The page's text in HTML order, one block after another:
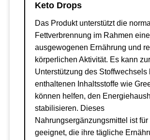
Keto Drops
Das Produkt unterstützt die
Fettverbrennung im Rahmen
ausgewogenen Ernährung und
körperlichen Aktivität. Es kann zur
Unterstützung des Stoffwechsels
enthaltenen Inhaltsstoffe wie
können helfen, den
stabilisieren. Dieses
Nahrungsergänzungsmittel ist
geeignet, die ihre tägliche